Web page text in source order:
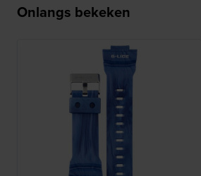
Onlangs bekeken